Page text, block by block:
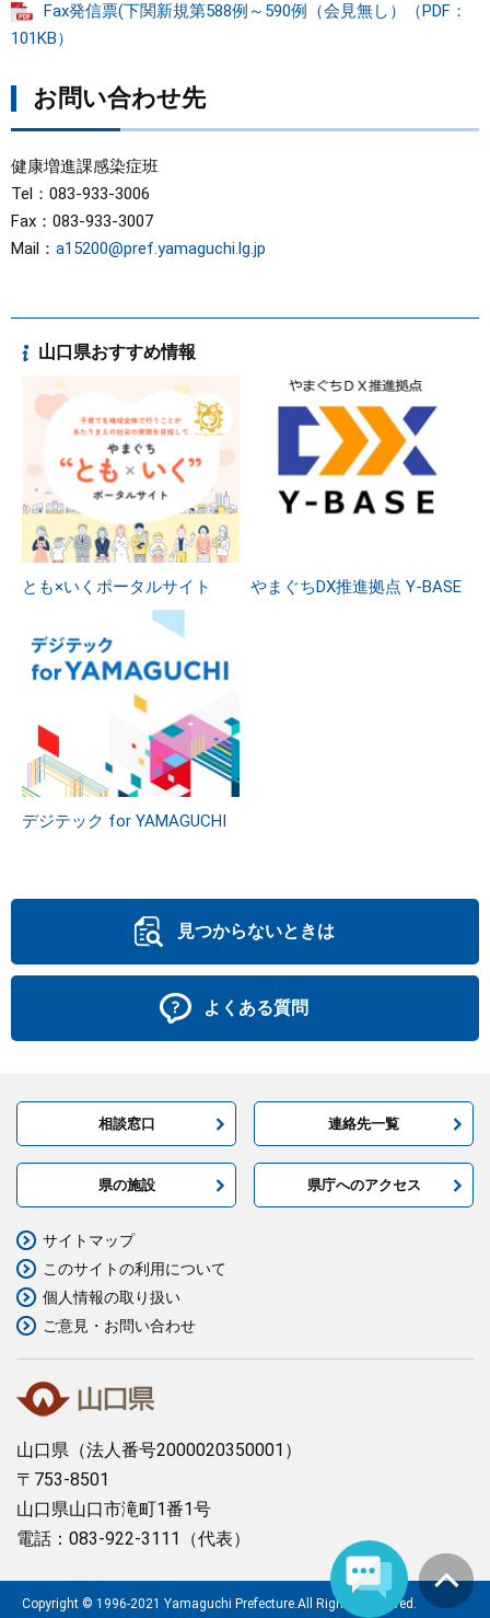
Fax発信票(下関新規第588例～590例（会見無し）（PDF：
101KB）
お問い合わせ先
健康増進課感染症班
Tel：083-933-3006
Fax：083-933-3007
Mail： a15200@pref.yamaguchi.lg.jp
山口県おすすめ情報
とも×いくポータルサイト やまぐちDX推進拠点 Y-BASE
デジテック for YAMAGUCHI
見つからないときは
よくある質問
相談窓口 連絡先一覧
県の施設 県庁へのアクセス
山口県 （法人番号2000020350001）
〒753-8501
山口県山口市滝町1番1号
電話：083-922-3111（代表）
サイトマップ
このサイトの利用について
個人情報の取り扱い
ご意見・お問い合わせ
Copyright © 1996-2021 Yamaguchi Prefecture.All Rights Reserved.